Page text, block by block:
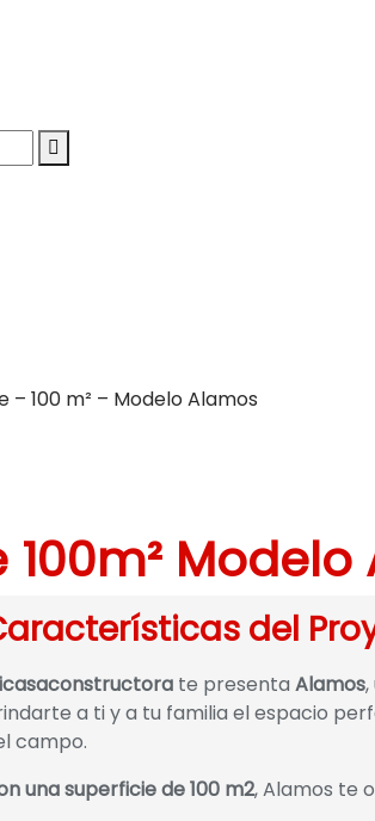
100 m² – Modelo Alamos
Modelo
del
te presenta Alamos
a ti y a tu familia el espacio
campo.
una superficie de 100 m2, Alamos te